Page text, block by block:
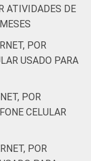
ATIVIDADES DE
POR
USADO PARA
POR
CELULAR
POR